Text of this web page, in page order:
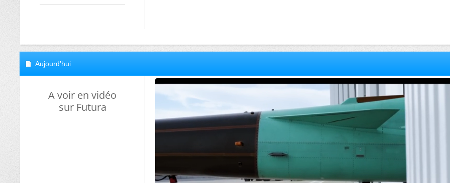
Aujourd'hui
A voir en vidéo
sur Futura